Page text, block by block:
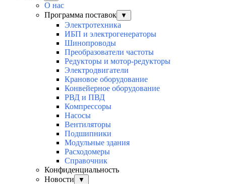
О нас
Программа поставок
▼
Электротехника
ИБП и электрогенераторы
Шинопроводы
Преобразователи частоты
Редукторы и мотор-редукторы
Электродвигатели
Крановое оборудование
Конвейерное оборудование
РВД и ПВД
Компрессоры
Насосы
Вентиляторы
Подшипники
Модульные здания
Расходомеры
Справочник
Конфиденциальность
Новости
▼